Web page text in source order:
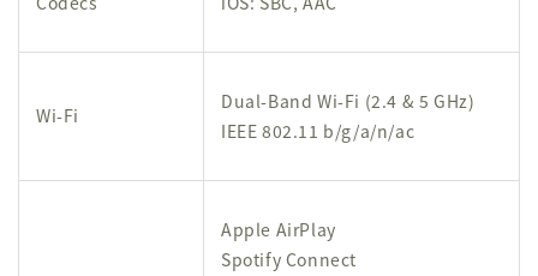
Wi-Fi
Dual-Band Wi-Fi (2.4 & 5 GHz)
IEEE 802.11 b/g/a/n/ac
Apple AirPlay
Spotify Connect